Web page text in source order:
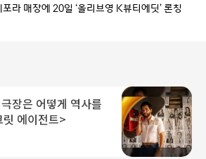
라 매장에 20일 ‘올리브영 K뷰티에딧’ 론칭
장은 어떻게 역사를
에이전트>